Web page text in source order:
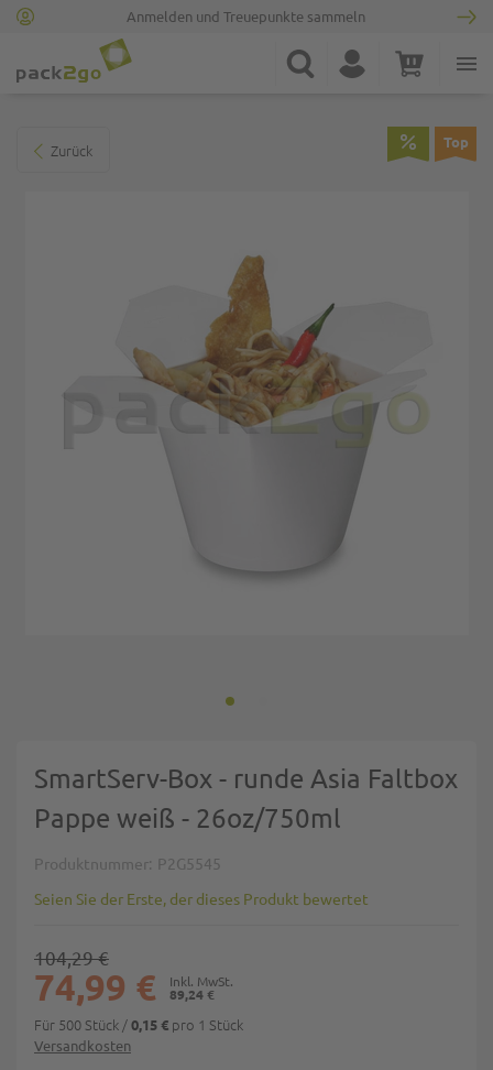
Anmelden und Treuepunkte sammeln
Suche Konto Warenkorb
Zurück Top
SmartServ-Box - runde Asia Faltbox
Pappe weiß - 26oz/750ml
Produktnummer P2G5545
Seien Sie der Erste, der dieses Produkt bewertet
Versandkosten
89,24 €
74,99 €
104,29 €
Für 500 Stück /0,15 € pro 1 Stück